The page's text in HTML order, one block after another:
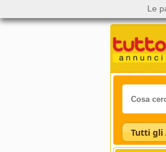
Tutti gli
Le